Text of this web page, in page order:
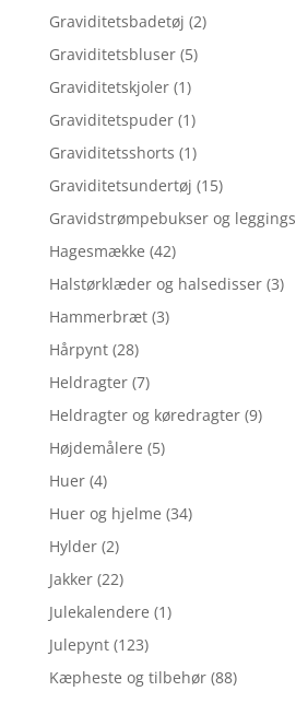
Graviditetsbadetøj (2)
Graviditetsbluser (5)
Graviditetskjoler (1)
Graviditetspuder (1)
Graviditetsshorts (1)
Graviditetsundertøj (15)
Gravidstrømpebukser og leggings
Hagesmække (42)
Halstørklæder og halsedisser (3)
Hammerbræt (3)
Hårpynt (28)
Heldragter (7)
Heldragter og køredragter (9)
Højdemålere (5)
Huer (4)
Huer og hjelme (34)
Hylder (2)
Jakker (22)
Julekalendere (1)
Julepynt (123)
Kæpheste og tilbehør (88)